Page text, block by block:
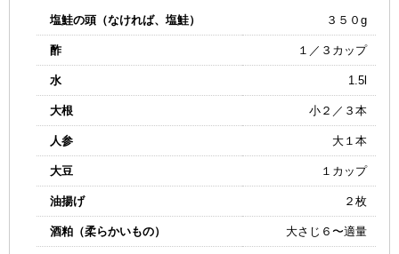
塩鮭の頭（なければ、塩鮭） ３５０g
酢 １／３カップ
水 1.5l
大根 小２／３本
人参 大１本
大豆 １カップ
油揚げ ２枚
酒粕（柔らかいもの） 大さじ６〜適量